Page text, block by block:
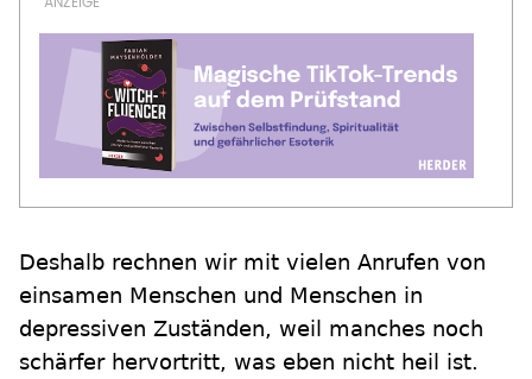
Deshalb rechnen wir mit vielen Anrufen von
einsamen Menschen und Menschen in
depressiven Zuständen, weil manches noch
schärfer hervortritt, was eben nicht heil ist.